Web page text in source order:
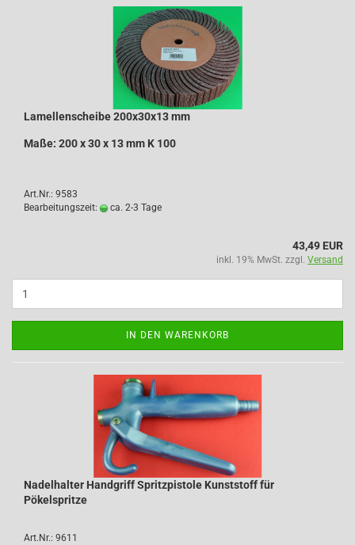
Lamellenscheibe 200x30x13 mm
Maße: 200 x 30 x 13 mm K 100
Art.Nr.: 9583
Bearbeitungszeit:
ca. 2-3 Tage
43,49 EUR
inkl. 19% MwSt. zzgl. Versand
IN DEN WARENKORB
Nadelhalter Handgriff Spritzpistole Kunststoff für
Pökelspritze
Art.Nr.: 9611